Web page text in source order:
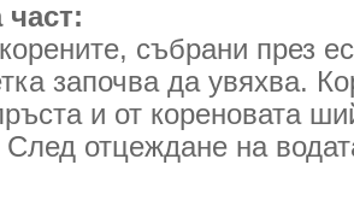
събрани през
започва да увяхва.
и от кореновата
След отцеждане на